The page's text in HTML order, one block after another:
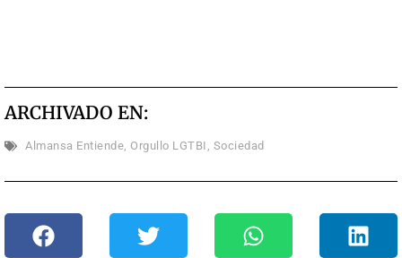
ARCHIVADO EN:
Almansa Entiende, Orgullo LGTBI , Sociedad